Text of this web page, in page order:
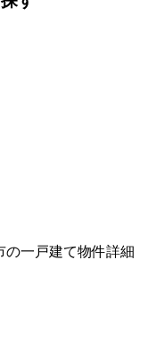
の一戸建て物件詳細